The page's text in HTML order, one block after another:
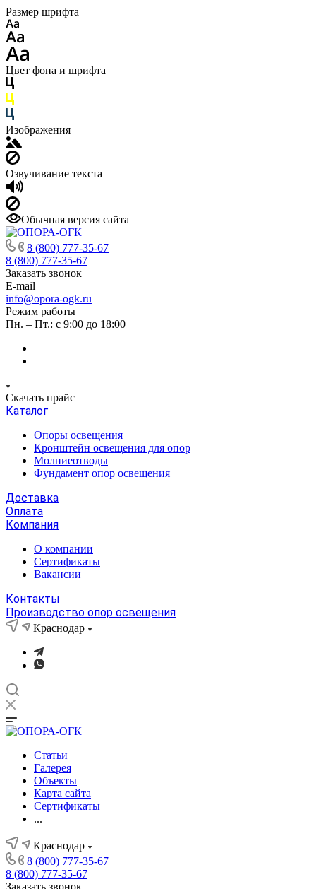
Размер шрифта
Цвет фона и шрифта
Изображения
Озвучивание текста
Обычная версия сайта
8 (800) 777-35-67
8 (800) 777-35-67
Заказать звонок
E-mail
info@opora-ogk.ru
Режим работы
Пн. – Пт.: с 9:00 до 18:00
Скачать прайс
Каталог
Опоры освещения
Кронштейн освещения для опор
Молниеотводы
Фундамент опор освещения
Доставка
Оплата
Компания
О компании
Сертификаты
Вакансии
Контакты
Производство опор освещения
Краснодар
Статьи
Галерея
Объекты
Карта сайта
Сертификаты
...
Краснодар
8 (800) 777-35-67
8 (800) 777-35-67
Заказать звонок